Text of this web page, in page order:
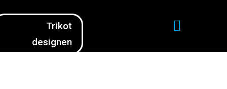
Trikot
designen
